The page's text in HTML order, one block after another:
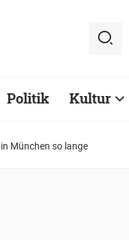
Politik Kultur
München so lange